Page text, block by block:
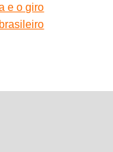
e o giro